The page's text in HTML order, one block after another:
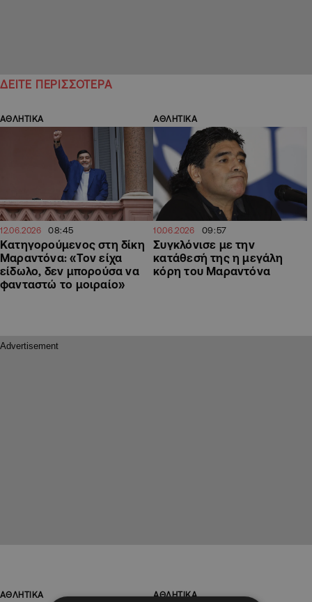
ΔΕΙΤΕ ΠΕΡΙΣΣΟΤΕΡΑ
ΑΘΛΗΤΙΚΑ
12.06.2026 08:45
Κατηγορούμενος στη δίκη
Μαραντόνα: «Τον είχα
είδωλο, δεν μπορούσα να
φανταστώ το μοιραίο»
ΑΘΛΗΤΙΚΑ
10.06.2026 09:57
Συγκλόνισε με την
κατάθεσή της η μεγάλη
κόρη του Μαραντόνα
ΑΘΛΗΤΙΚΑ ΑΘΛΗΤΙΚΑ